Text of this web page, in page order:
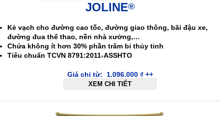
JOLINE®
Kẻ vạch cho đường cao tốc, đường giao thông, bãi đậu xe,
đường đua thể thao, nền nhà xưởng,…
Chứa không ít hơn 30% phần trăm bi thủy tinh
Tiêu chuẩn TCVN 8791:2011-ASSHTO
Giá chỉ từ: 1.096.000 ₫++
XEM CHI TIẾT